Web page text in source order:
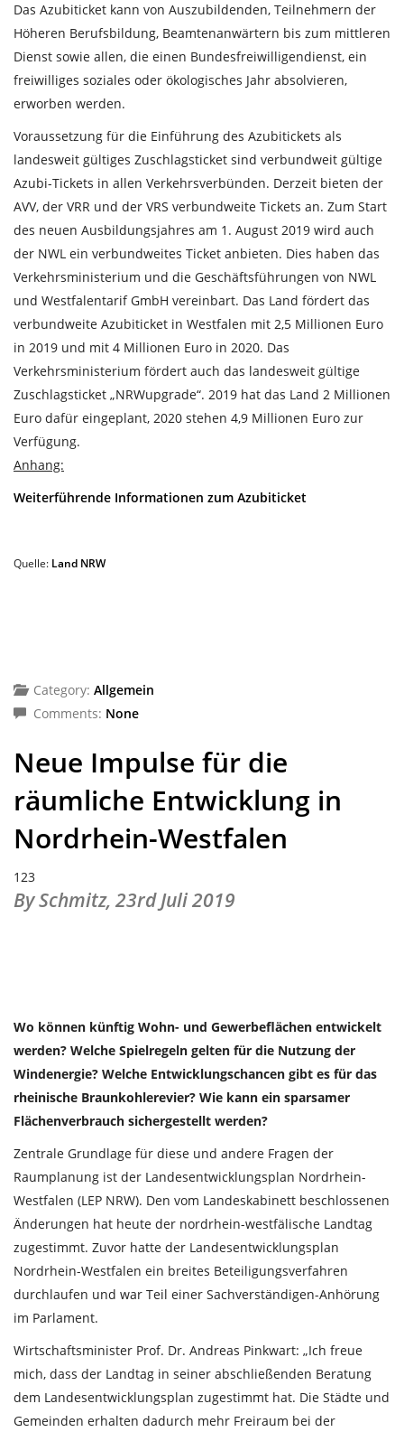
Das Azubiticket kann von Auszubildenden, Teilnehmern der
Höheren Berufsbildung, Beamtenanwärtern bis zum mittleren
Dienst sowie allen, die einen Bundesfreiwilligendienst, ein
freiwilliges soziales oder ökologisches Jahr absolvieren,
erworben werden.
Voraussetzung für die Einführung des Azubitickets als
landesweit gültiges Zuschlagsticket sind verbundweit gültige
Azubi-Tickets in allen Verkehrsverbünden. Derzeit bieten der
AVV, der VRR und der VRS verbundweite Tickets an. Zum Start
des neuen Ausbildungsjahres am 1. August 2019 wird auch
der NWL ein verbundweites Ticket anbieten. Dies haben das
Verkehrsministerium und die Geschäftsführungen von NWL
und Westfalentarif GmbH vereinbart. Das Land fördert das
verbundweite Azubiticket in Westfalen mit 2,5 Millionen Euro
in 2019 und mit 4 Millionen Euro in 2020. Das
Verkehrsministerium fördert auch das landesweit gültige
Zuschlagsticket „NRWupgrade“. 2019 hat das Land 2 Millionen
Euro dafür eingeplant, 2020 stehen 4,9 Millionen Euro zur
Verfügung.
Anhang:
Weiterführende Informationen zum Azubiticket
Quelle: Land NRW
Category: Allgemein
Comments: None
Neue Impulse für die
räumliche Entwicklung in
Nordrhein-Westfalen
123
By Schmitz, 23rd Juli 2019
Wo können künftig Wohn- und Gewerbeflächen entwickelt
werden? Welche Spielregeln gelten für die Nutzung der
Windenergie? Welche Entwicklungschancen gibt es für das
rheinische Braunkohlerevier? Wie kann ein sparsamer
Flächenverbrauch sichergestellt werden?
Zentrale Grundlage für diese und andere Fragen der
Raumplanung ist der Landesentwicklungsplan Nordrhein-
Westfalen (LEP NRW). Den vom Landeskabinett beschlossenen
Änderungen hat heute der nordrhein-westfälische Landtag
zugestimmt. Zuvor hatte der Landesentwicklungsplan
Nordrhein-Westfalen ein breites Beteiligungsverfahren
durchlaufen und war Teil einer Sachverständigen-Anhörung
im Parlament.
Wirtschaftsminister Prof. Dr. Andreas Pinkwart: „Ich freue
mich, dass der Landtag in seiner abschließenden Beratung
dem Landesentwicklungsplan zugestimmt hat. Die Städte und
Gemeinden erhalten dadurch mehr Freiraum bei der